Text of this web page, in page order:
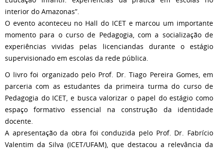
interior do Amazonas”.
O evento aconteceu no Hall do ICET e marcou um importante
momento para o curso de Pedagogia, com a socialização de
experiências vividas pelas licenciandas durante o estágio
supervisionado em escolas da rede pública.
O livro foi organizado pelo Prof. Dr. Tiago Pereira Gomes, em
parceria com as estudantes da primeira turma do curso de
Pedagogia do ICET, e busca valorizar o papel do estágio como
espaço formativo essencial na construção da identidade
docente.
A apresentação da obra foi conduzida pelo Prof. Dr. Fabrício
Valentim da Silva (ICET/UFAM), que destacou a relevância da